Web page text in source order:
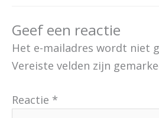
Geef een reactie
Het e-mailadres wordt niet
Vereiste velden zijn
Reactie *